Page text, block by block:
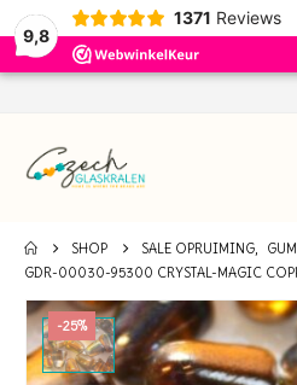
9,8
1371 Reviews
SHOP SALE OPRUIMING,
GDR-00030-95300 CRYSTAL-MAGIC
-25%